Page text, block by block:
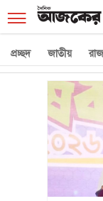
☰
প্রচ্ছদ জাতীয়